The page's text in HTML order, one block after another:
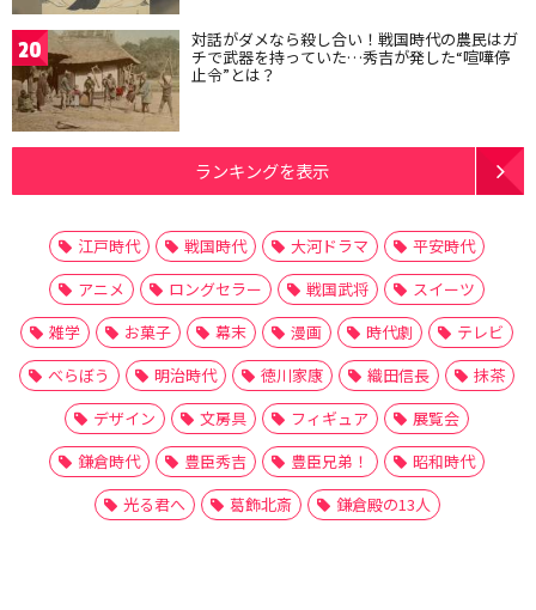
20 対話がダメなら殺し合い！戦国時代の農民はガ
チで武器を持っていた…秀吉が発した“喧嘩停
止令”とは？
ランキングを表示
江戸時代 戦国時代 大河ドラマ
平安時代
アニメ
ロングセラー 戦国武将
スイーツ
雑学
お菓子 幕末 漫画 時代劇
テレビ
べらぼう
明治時代 徳川家康 織田信長
抹茶
デザイン
文房具 フィギュア
展覧会
鎌倉時代
豊臣秀吉 豊臣兄弟！
昭和時代
光る君へ
葛飾北斎 鎌倉殿の13人